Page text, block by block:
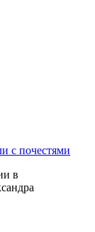
с почестями
в